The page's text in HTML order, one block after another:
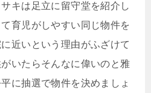
キは足立に留守堂を紹介し
育児がしやすい同じ物件を
近いという理由がふざけて
いたらそんなに偉いのと雅
に抽選で物件を決めましょ